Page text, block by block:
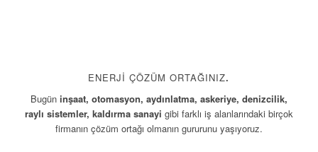
ENERJI ÇÖZÜM ORTAĞINIZ.
Bugün inşaat, otomasyon, aydınlatma, askeriye, denizcilik,
raylı sistemler, kaldırma sanayi gibi farklı iş alanlarındaki birçok
firmanın çözüm ortağı olmanın gururunu yaşıyoruz.